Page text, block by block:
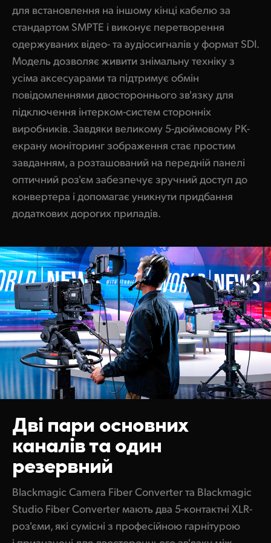
для встановлення на іншому кінці кабелю за
стандартом SMPTE і виконує перетворення
одержуваних відео- та аудіосигналів у формат SDI.
Модель дозволяє живити знімальну техніку з
усіма аксесуарами та підтримує обмін
повідомленнями двостороннього зв'язку для
підключення інтерком-систем сторонніх
виробників. Завдяки великому 5-дюймовому РК-
екрану моніторинг зображення стає простим
завданням, а розташований на передній панелі
оптичний роз'єм забезпечує зручний доступ до
конвертера і допомагає уникнути придбання
додаткових дорогих приладів.
Дві пари основних
каналів та один
резервний
Blackmagic Camera Fiber Converter та Blackmagic
Studio Fiber Converter мають два 5-контактні XLR-
роз'єми, які сумісні з професійною гарнітурою